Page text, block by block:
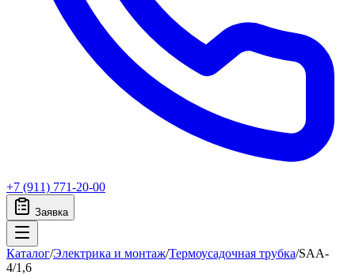
+7 (911) 771-20-00
Заявка
Каталог/Электрика и монтаж/Термоусадочная трубка/SAA-
4/1,6